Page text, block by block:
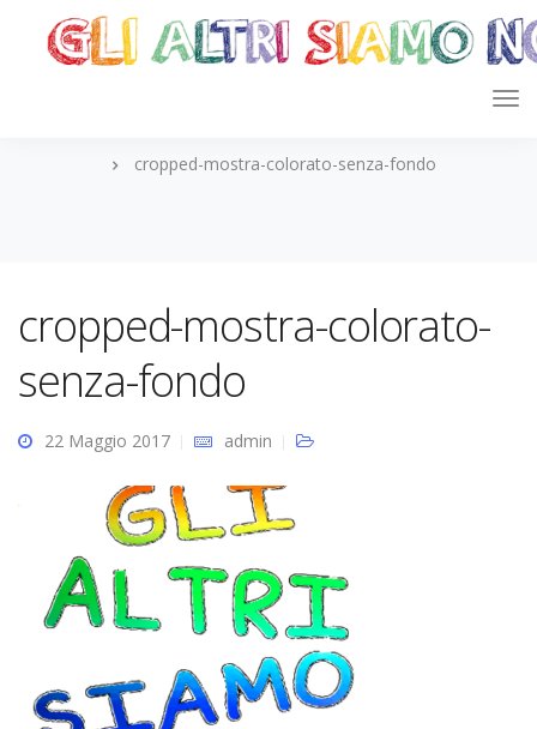
cropped-mostra-colorato-senza-fondo
cropped-mostra-colorato-
senza-fondo
22 Maggio 2017 admin